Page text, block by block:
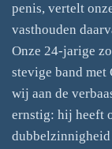
penis, vertelt
vasthouden
Onze 24-jarige
stevige band
wij aan de
ernstig: hij heeft